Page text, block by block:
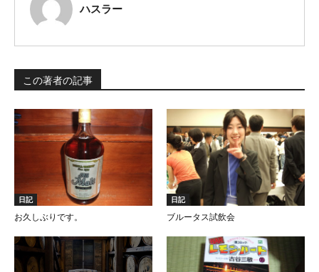
ハスラー
この著者の記事
日記
お久しぶりです。
日記
ブルータス試飲会